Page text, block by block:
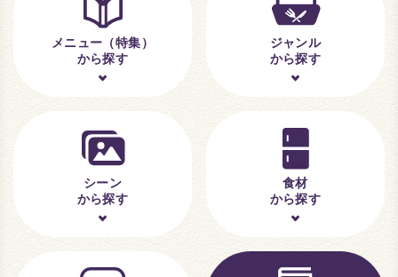
メニュー（特集）
から探す
ジャンル
から探す
シーン
から探す
食材
から探す